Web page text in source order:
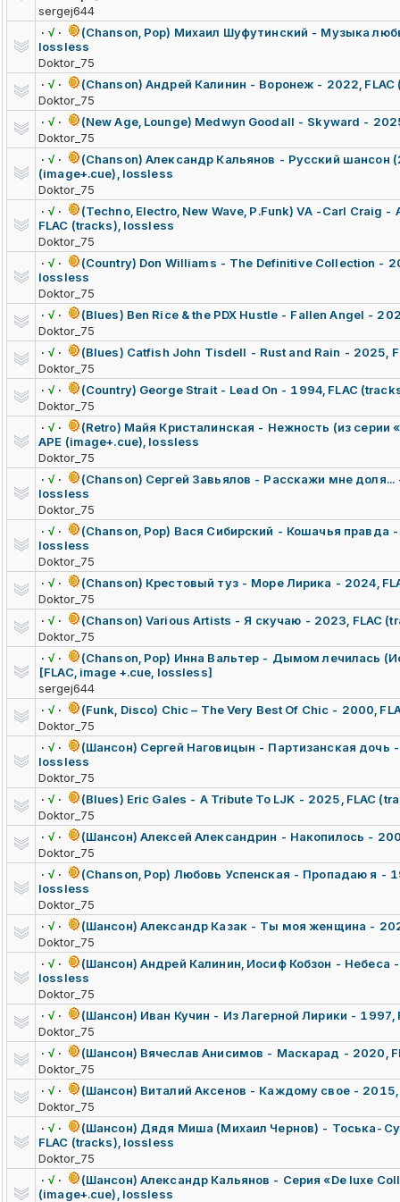
sergej644
· √ ·
(Chanson, Pop) Михаил Шуфутинский - Музыка
lossless
Doktor_75
· √ ·
(Chanson) Андрей Калинин - Воронеж - 2022,
Doktor_75
· √ ·
(New Age, Lounge) Medwyn Goodall - Skyward -
Doktor_75
· √ ·
(Chanson) Александр Кальянов - Русский шансон
(image+.cue), lossless
Doktor_75
· √ ·
(Techno, Electro, New Wave, P.Funk) VA -Carl Craig
FLAC (tracks), lossless
Doktor_75
· √ ·
(Country) Don Williams - The Definitive Collection -
lossless
Doktor_75
· √ ·
(Blues) Ben Rice & the PDX Hustle - Fallen Angel -
Doktor_75
· √ ·
(Blues) Catfish John Tisdell - Rust and Rain - 2025,
Doktor_75
· √ ·
(Country) George Strait - Lead On - 1994, FLAC
Doktor_75
· √ ·
(Retro) Майя Кристалинская - Нежность (из серии
APE (image+.cue), lossless
Doktor_75
· √ ·
(Chanson) Сергей Завьялов - Расскажи мне доля...
lossless
Doktor_75
· √ ·
(Chanson, Pop) Вася Сибирский - Кошачья правда
lossless
Doktor_75
· √ ·
(Chanson) Крестовый туз - Море Лирика - 2024,
Doktor_75
· √ ·
(Chanson) Various Artists - Я скучаю - 2023, FLAC
Doktor_75
· √ ·
(Chanson, Pop) Инна Вальтер - Дымом лечилась
[FLAC, image +.cue, lossless]
sergej644
· √ ·
(Funk, Disco) Chic – The Very Best Of Chic - 2000,
Doktor_75
· √ ·
(Шансон) Сергей Наговицын - Партизанская дочь
lossless
Doktor_75
· √ ·
(Blues) Eric Gales - A Tribute To LJK - 2025, FLAC
Doktor_75
· √ ·
(Шансон) Алексей Александрин - Накопилось -
Doktor_75
· √ ·
(Chanson, Pop) Любовь Успенская - Пропадаю я -
lossless
Doktor_75
· √ ·
(Шансон) Александр Казак - Ты моя женщина -
Doktor_75
· √ ·
(Шансон) Андрей Калинин, Иосиф Кобзон - Небеса
lossless
Doktor_75
· √ ·
(Шансон) Иван Кучин - Из Лагерной Лирики - 1997,
Doktor_75
· √ ·
(Шансон) Вячеслав Анисимов - Маскарад - 2020,
Doktor_75
· √ ·
(Шансон) Виталий Аксенов - Каждому свое - 2015,
Doktor_75
· √ ·
(Шансон) Дядя Миша (Михаил Чернов) - Тоська-
FLAC (tracks), lossless
Doktor_75
· √ ·
(Шансон) Александр Кальянов - Серия «De luxe
(image+.cue), lossless